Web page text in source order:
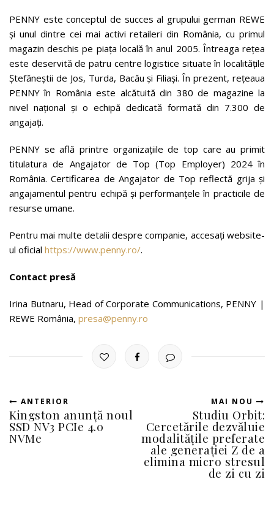
PENNY este conceptul de succes al grupului german REWE
și unul dintre cei mai activi retaileri din România, cu primul
magazin deschis pe piața locală în anul 2005. Întreaga rețea
este deservită de patru centre logistice situate în localitățile
Ștefăneștii de Jos, Turda, Bacău și Filiași. În prezent, rețeaua
PENNY în România este alcătuită din 380 de magazine la
nivel național și o echipă dedicată formată din 7.300 de
angajați.
PENNY se află printre organizațiile de top care au primit
titulatura de Angajator de Top (Top Employer) 2024 în
România. Certificarea de Angajator de Top reflectă grija și
angajamentul pentru echipă și performanțele în practicile de
resurse umane.
Pentru mai multe detalii despre companie, accesați website-
ul oficial https://www.penny.ro/.
Contact presă
Irina Butnaru, Head of Corporate Communications, PENNY |
REWE România, presa@penny.ro
ANTERIOR
Kingston anunţă noul
SSD NV3 PCIe 4.0
NVMe
MAI NOU
Studiu Orbit:
Cercetările dezvăluie
modalitățile preferate
ale generației Z de a
elimina micro stresul
de zi cu zi